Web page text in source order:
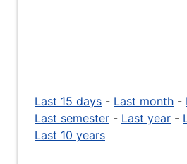
Last 15 days - Last month -
Last semester - Last year -
Last 10 years